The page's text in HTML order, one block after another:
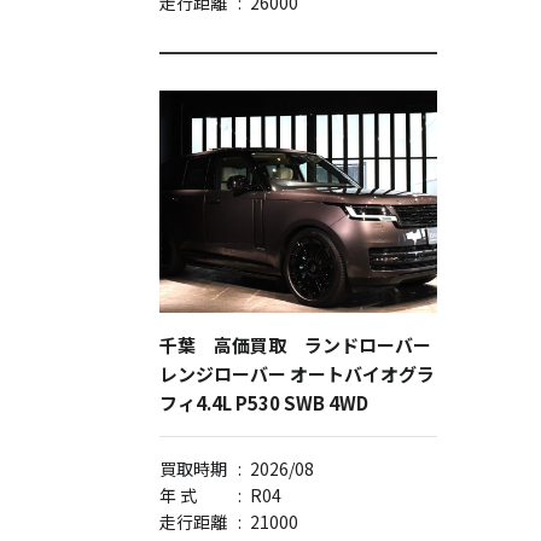
千葉 高価買取 ランドローバー
レンジローバー オートバイオグラ
フィ4.4L P530 SWB 4WD
買取時期 : 2026/08
年 式
: R04
走行距離 : 21000